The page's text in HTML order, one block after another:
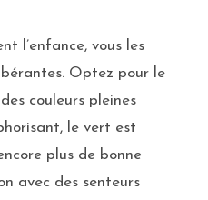
l’enfance, vous les
Optez pour le
couleurs pleines
le vert est
plus de bonne
avec des senteurs